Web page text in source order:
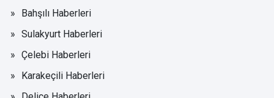
Bahşılı Haberleri
Sulakyurt Haberleri
Çelebi Haberleri
Karakeçili Haberleri